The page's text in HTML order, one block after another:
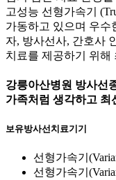
고성능 선형가속기
가동하고 있으며 우수
자, 방사선사, 간호사
치료를 제공하기 위해
강릉아산병원 방사선
가족처럼 생각하고 최
보유방사선치료기기
선형가속기
선형가속기